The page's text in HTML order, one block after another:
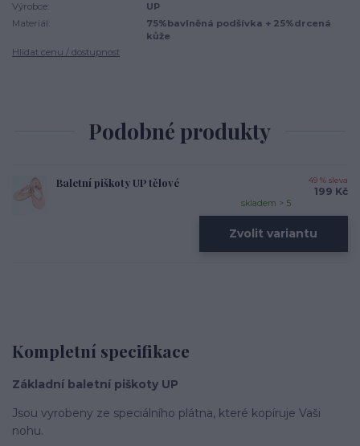
Výrobce:
UP
Materiál:
75%bavlněná podšívka + 25%drcená
kůže
Hlídat cenu / dostupnost
Podobné produkty
Baletní piškoty UP tělové 49 % sleva
199 Kč
skladem > 5
Zvolit variantu
Kompletní specifikace
Základní baletní piškoty UP
Jsou vyrobeny ze speciálního plátna, které kopí­ruje Vaši
nohu.